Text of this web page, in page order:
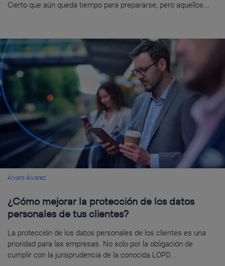
Cierto que aún queda tiempo para prepararse, pero aquellos...
Álvaro Álvarez
¿Cómo mejorar la protección de los datos
personales de tus clientes?
La protección de los datos personales de los clientes es una
prioridad para las empresas. No solo por la obligación de
cumplir con la jurisprudencia de la conocida LOPD...